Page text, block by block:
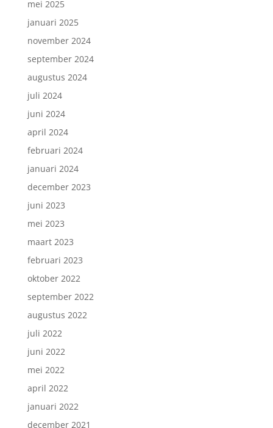
mei 2025
januari 2025
november 2024
september 2024
augustus 2024
juli 2024
juni 2024
april 2024
februari 2024
januari 2024
december 2023
juni 2023
mei 2023
maart 2023
februari 2023
oktober 2022
september 2022
augustus 2022
juli 2022
juni 2022
mei 2022
april 2022
januari 2022
december 2021